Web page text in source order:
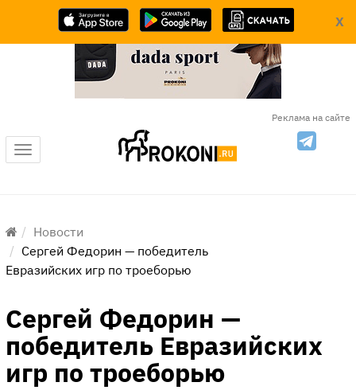
X
Реклама на сайте
Меню
Новости
Сергей Федорин — победитель
Евразийских игр по троеборью
Сергей Федорин —
победитель Евразийских
игр по троеборью